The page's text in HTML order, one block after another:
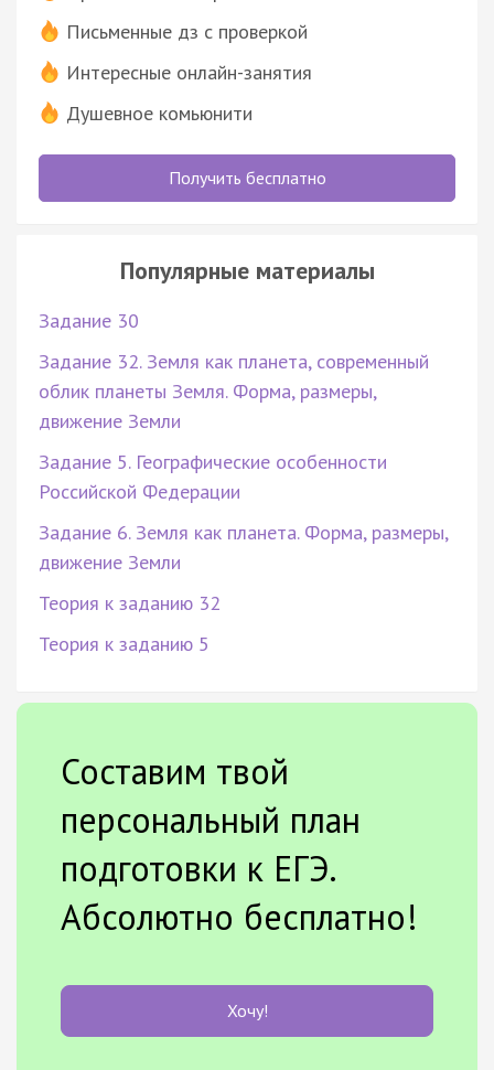
Письменные дз с проверкой
Интересные онлайн-занятия
Душевное комьюнити
Получить бесплатно
Популярные материалы
Задание 30
Задание 32. Земля как планета, современный
облик планеты Земля. Форма, размеры,
движение Земли
Задание 5. Географические особенности
Российской Федерации
Задание 6. Земля как планета. Форма, размеры,
движение Земли
Теория к заданию 32
Теория к заданию 5
Составим твой
персональный план
подготовки к ЕГЭ.
Абсолютно бесплатно!
Хочу!